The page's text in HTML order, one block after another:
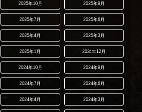
2025年10月 2025年9月
2025年7月 2025年6月
2025年4月 2025年3月
2025年1月 2024年12月
2024年10月 2024年9月
2024年7月 2024年6月
2024年4月 2024年3月